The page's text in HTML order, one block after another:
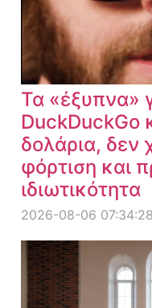
Τα «έξυπνα»
DuckDuckGo
δολάρια, δεν
φόρτιση και
ιδιωτικότητα
2026-08-06 07:34:28